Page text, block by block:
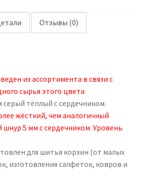
Отзывы (0)
из ассортимента в связи с
сырья этого цвета
тёплый с сердечником.
жёсткий, чем аналогичный
5 мм с сердечником. Уровень
для шитья корзин (от малых
изготовления салфеток, ковров и